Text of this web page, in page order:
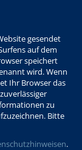
gesendet
auf dem
speichert
wird. Wenn
Ihr Browser das
zu
Bitte
.
Login
Kontakt Sitemap